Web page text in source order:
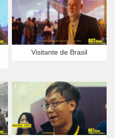
Visitante de Brasil